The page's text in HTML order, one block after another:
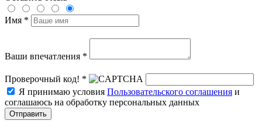
Имя *
Ваши впечатления *
Проверочный код! *
Я принимаю условия Пользовательского соглашения и
соглашаюсь на обработку персональных данных
Отправить